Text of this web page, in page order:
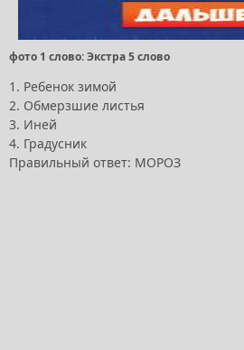
фото 1 слово: Экстра 5 слово
1. Ребенок зимой
2. Обмерзшие листья
3. Иней
4. Градусник
Правильный ответ: МОРОЗ